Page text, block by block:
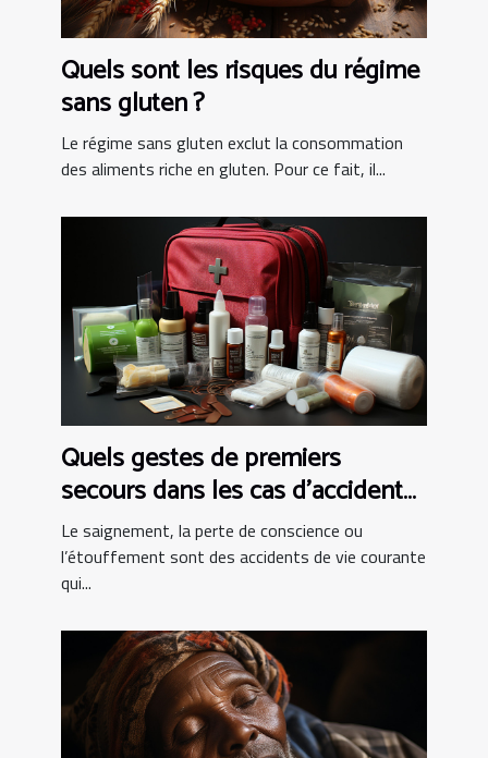
Quels sont les risques du régime
sans gluten ?
Le régime sans gluten exclut la consommation
des aliments riche en gluten. Pour ce fait, il...
Quels gestes de premiers
secours dans les cas d’accident
de vie courante ?
Le saignement, la perte de conscience ou
l’étouffement sont des accidents de vie courante
qui...